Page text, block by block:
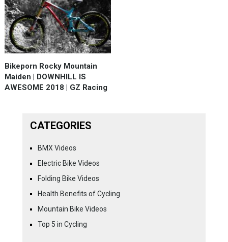
Bikeporn Rocky Mountain
Maiden | DOWNHILL IS
AWESOME 2018 | GZ Racing
CATEGORIES
BMX Videos
Electric Bike Videos
Folding Bike Videos
Health Benefits of Cycling
Mountain Bike Videos
Top 5 in Cycling